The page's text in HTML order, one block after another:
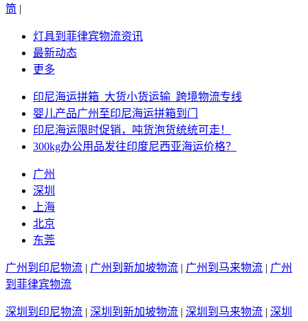
筒 |
灯具到菲律宾物流资讯
最新动态
更多
印尼海运拼箱_大货小货运输_跨境物流专线
婴儿产品广州至印尼海运拼箱到门
印尼海运限时促销，吨货泡货统统可走！
300kg办公用品发往印度尼西亚海运价格？
广州
深圳
上海
北京
东莞
广州到印尼物流 | 广州到新加坡物流 | 广州到马来物流 | 广州
到菲律宾物流
深圳到印尼物流 | 深圳到新加坡物流 | 深圳到马来物流 | 深圳